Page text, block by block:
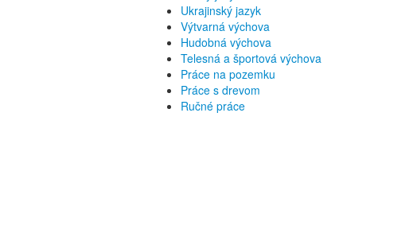
Ukrajinský jazyk
Výtvarná výchova
Hudobná výchova
Telesná a športová výchova
Práce na pozemku
Práce s drevom
Ručné práce